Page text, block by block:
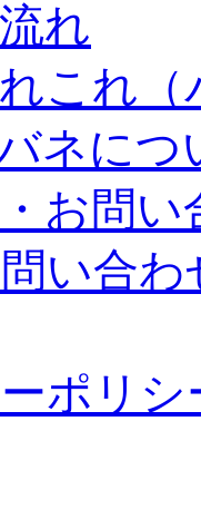
れ
これ（
ネにつ
お問い
い合わ
ポリシ